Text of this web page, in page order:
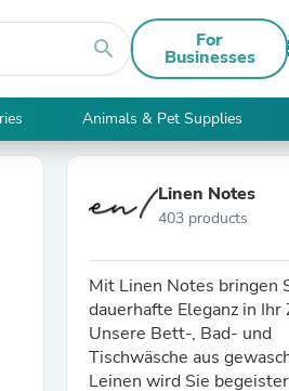
search For
Businesses
Animals & Pet Supplies
Linen Notes
403 products
Mit Linen Notes bringen
dauerhafte Eleganz in Ihr
Unsere Bett-, Bad- und
Tischwäsche aus
Leinen wird Sie